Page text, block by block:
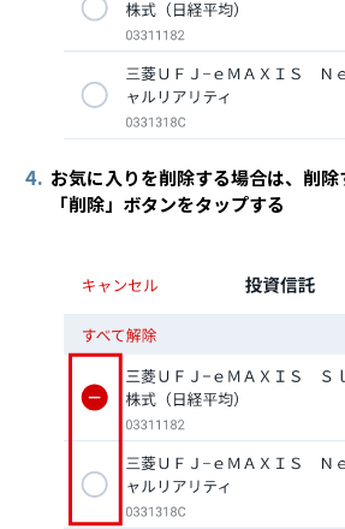
4. お気に入りを削除する場合は、削除
「削除」ボタンをタップする